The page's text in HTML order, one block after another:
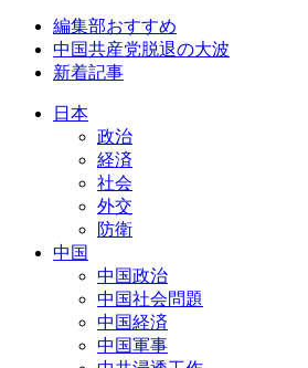
編集部おすすめ
中国共産党脱退の大波
新着記事
日本
政治
経済
社会
外交
防衛
中国
中国政治
中国社会問題
中国経済
中国軍事